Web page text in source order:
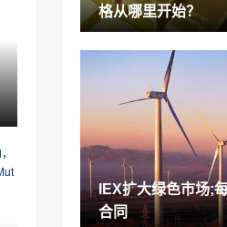
不仅仅是比特币，签
价格跳跃为国内，比特
2022-01-07
HDFC银行业务增长
经纪人在分享中看到27
本体拥有印度加密交
易量跨越200万美元;
2022-01-07
TCS，Infosys领先10
号累积累积超过Rs 1.2
格从哪里开始？
IEX扩大绿色市场;
合同